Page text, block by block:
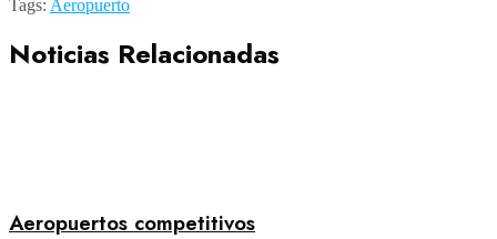
Tags: Aeropuerto
Noticias Relacionadas
Aeropuertos competitivos